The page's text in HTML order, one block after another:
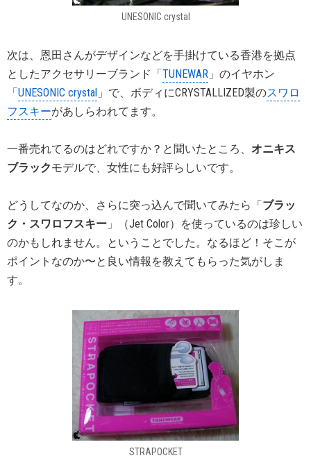
UNESONIC crystal
次は、恩田さんがデザインなどを手掛けている香港を拠点
としたアクセサリーブランド「TUNEWAR 」のイヤホン
「UNESONIC crystal 」で、ボディにCRYSTALLIZED製のスワロ
フスキーがあしらわれてます。
一番売れてるのはどれですか？と聞いたところ、 オニキス
ブラックモデルで、女性にも好評らしいです。
どうしてなのか、さらに突っ込んで聞いてみたら「ブラッ
ク・スワロフスキー 」（Jet Color）を使っているのは珍しい
のかもしれません。ということでした。なるほど！そこが
ポイントなのか〜と良い情報を教えてもらった気がしま
す。
STRAPOCKET